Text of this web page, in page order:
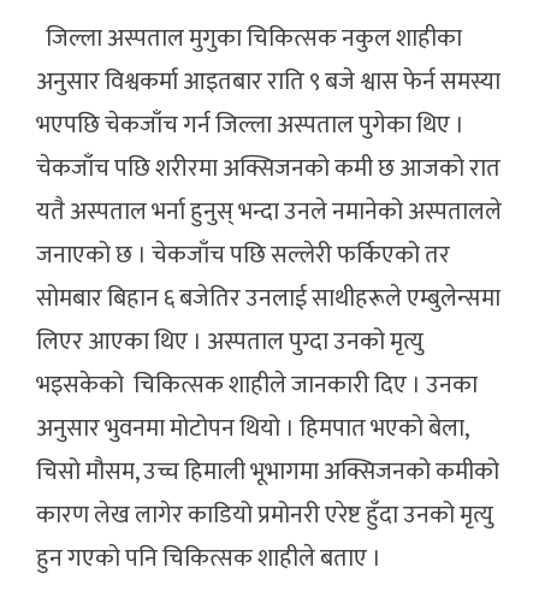
जिल्ला अस्पताल मुगुका चिकित्सक नकुल शाहीका
अनुसार विश्वकर्मा आइतबार राति ९ बजे श्वास फेर्न समस्या
भएपछि चेकजाँच गर्न जिल्ला अस्पताल पुगेका थिए ।
चेकजाँच पछि शरीरमा अक्सिजनको कमी छ आजको रात
यतै अस्पताल भर्ना हुनुस् भन्दा उनले नमानेको अस्पतालले
जनाएको छ । चेकजाँच पछि सल्लेरी फर्किएको तर
सोमबार बिहान ६ बजेतिर उनलाई साथीहरूले एम्बुलेन्समा
लिएर आएका थिए । अस्पताल पुग्दा उनको मृत्यु
भइसकेको चिकित्सक शाहीले जानकारी दिए । उनका
अनुसार भुवनमा मोटोपन थियो । हिमपात भएको बेला,
चिसो मौसम, उच्च हिमाली भूभागमा अक्सिजनको कमीको
कारण लेख लागेर काडियो प्रमोनरी एरेष्ट हुँदा उनको मृत्यु
हुन गएको पनि चिकित्सक शाहीले बताए ।